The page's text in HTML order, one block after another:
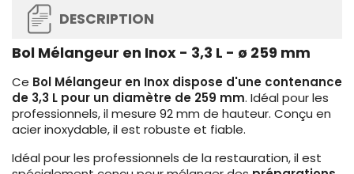
DESCRIPTION
Bol Mélangeur en Inox - 3,3 L - ø 259 mm
Ce Bol Mélangeur en Inox dispose d'une contenance
de 3,3 L pour un diamètre de 259 mm. Idéal pour les
professionnels, il mesure 92 mm de hauteur. Conçu en
acier inoxydable, il est robuste et fiable.
Idéal pour les professionnels de la restauration, il est